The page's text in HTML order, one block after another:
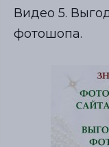
Видео 5.
фотошопа.